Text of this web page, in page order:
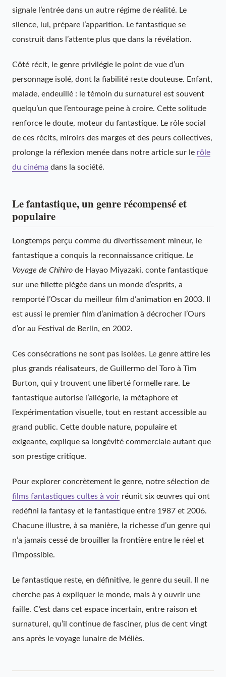
signale l’entrée dans un autre régime de réalité. Le
silence, lui, prépare l’apparition. Le fantastique se
construit dans l’attente plus que dans la révélation.
Côté récit, le genre privilégie le point de vue d’un
personnage isolé, dont la fiabilité reste douteuse. Enfant,
malade, endeuillé : le témoin du surnaturel est souvent
quelqu’un que l’entourage peine à croire. Cette solitude
renforce le doute, moteur du fantastique. Le rôle social
de ces récits, miroirs des marges et des peurs collectives,
prolonge la réflexion menée dans notre article sur le rôle
du cinéma dans la société.
Le fantastique, un genre récompensé et
populaire
Longtemps perçu comme du divertissement mineur, le
fantastique a conquis la reconnaissance critique. Le
Voyage de Chihiro de Hayao Miyazaki, conte fantastique
sur une fillette piégée dans un monde d’esprits, a
remporté l’Oscar du meilleur film d’animation en 2003. Il
est aussi le premier film d’animation à décrocher l’Ours
d’or au Festival de Berlin, en 2002.
Ces consécrations ne sont pas isolées. Le genre attire les
plus grands réalisateurs, de Guillermo del Toro à Tim
Burton, qui y trouvent une liberté formelle rare. Le
fantastique autorise l’allégorie, la métaphore et
l’expérimentation visuelle, tout en restant accessible au
grand public. Cette double nature, populaire et
exigeante, explique sa longévité commerciale autant que
son prestige critique.
Pour explorer concrètement le genre, notre sélection de
films fantastiques cultes à voir réunit six œuvres qui ont
redéfini la fantasy et le fantastique entre 1987 et 2006.
Chacune illustre, à sa manière, la richesse d’un genre qui
n’a jamais cessé de brouiller la frontière entre le réel et
l’impossible.
Le fantastique reste, en définitive, le genre du seuil. Il ne
cherche pas à expliquer le monde, mais à y ouvrir une
faille. C’est dans cet espace incertain, entre raison et
surnaturel, qu’il continue de fasciner, plus de cent vingt
ans après le voyage lunaire de Méliès.